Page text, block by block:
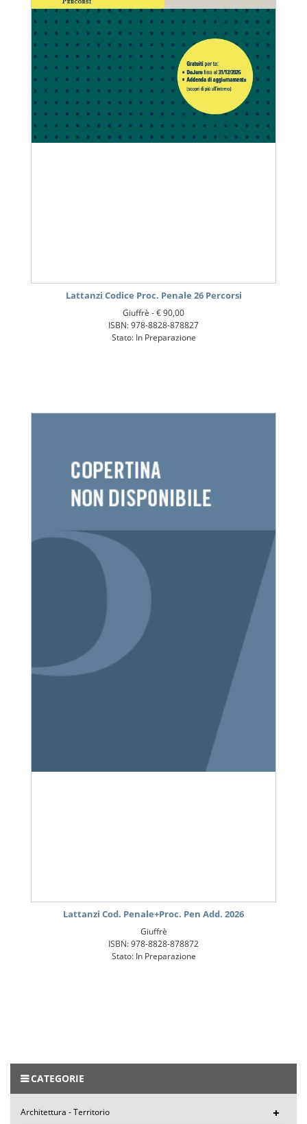
Lattanzi Codice Proc. Penale 26 Percorsi
Giuffrè -€ 90,00
ISBN: 978-8828-878827
Stato: In Preparazione
Lattanzi Cod. Penale+Proc. Pen Add. 2026
Giuffrè
ISBN: 978-8828-878872
Stato: In Preparazione
CATEGORIE
Architettura - Territorio